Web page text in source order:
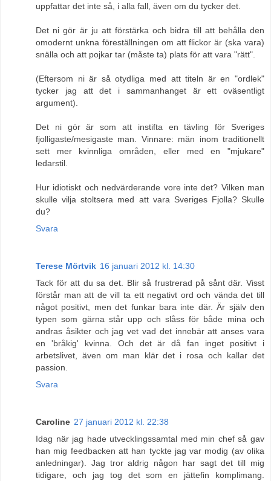
uppfattar det inte så, i alla fall, även om du tycker det.
Det ni gör är ju att förstärka och bidra till att behålla den
omodernt unkna föreställningen om att flickor är (ska vara)
snälla och att pojkar tar (måste ta) plats för att vara "rätt".
(Eftersom ni är så otydliga med att titeln är en "ordlek"
tycker jag att det i sammanhanget är ett oväsentligt
argument).
Det ni gör är som att instifta en tävling för Sveriges
fjolligaste/mesigaste man. Vinnare: män inom traditionellt
sett mer kvinnliga områden, eller med en "mjukare"
ledarstil.
Hur idiotiskt och nedvärderande vore inte det? Vilken man
skulle vilja stoltsera med att vara Sveriges Fjolla? Skulle
du?
Svara
Terese Mörtvik 16 januari 2012 kl. 14:30
Tack för att du sa det. Blir så frustrerad på sånt där. Visst
förstår man att de vill ta ett negativt ord och vända det till
något positivt, men det funkar bara inte där. Är själv den
typen som gärna står upp och slåss för både mina och
andras åsikter och jag vet vad det innebär att anses vara
en 'bråkig' kvinna. Och det är då fan inget positivt i
arbetslivet, även om man klär det i rosa och kallar det
passion.
Svara
Caroline 27 januari 2012 kl. 22:38
Idag när jag hade utvecklingssamtal med min chef så gav
han mig feedbacken att han tyckte jag var modig (av olika
anledningar). Jag tror aldrig någon har sagt det till mig
tidigare, och jag tog det som en jättefin komplimang.